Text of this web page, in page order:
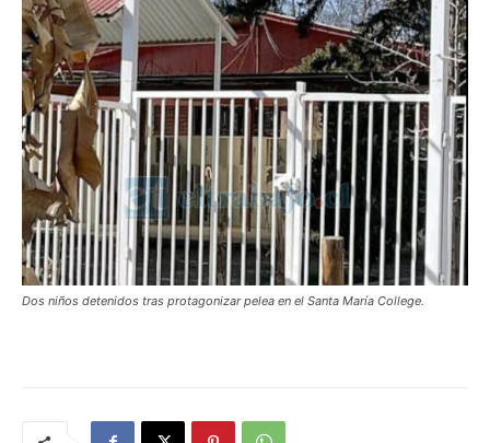
Dos niños detenidos tras protagonizar pelea en el Santa María College.